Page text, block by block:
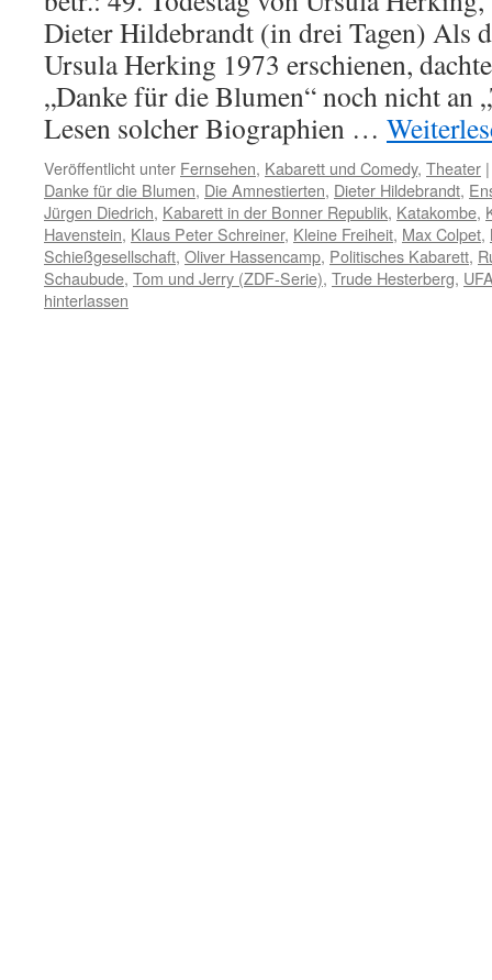
Dieter Hildebrandt (in drei Tagen) Als
Ursula Herking 1973 erschienen,
„Danke für die Blumen“ noch nicht an
Lesen solcher Biographien …
Veröffentlicht unter Fernsehen, Kabarett und Comedy, Theater |
Danke für die Blumen, Die Amnestierten, Dieter Hildebrandt,
Jürgen Diedrich, Kabarett in der Bonner Republik, Katakombe,
Havenstein, Klaus Peter Schreiner, Kleine Freiheit, Max Colpet,
Schießgesellschaft, Oliver Hassencamp, Politisches Kabarett,
Schaubude, Tom und Jerry (ZDF-Serie), Trude Hesterberg,
hinterlassen